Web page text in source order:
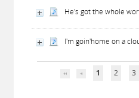
He's got the whole
I'm goin'home on a
1 2 3